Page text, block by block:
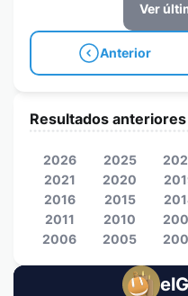
Ver
Anterior
Resultados anteriores
2026 2025
2021
2020
2016
2015
2011
2010
2006
2005